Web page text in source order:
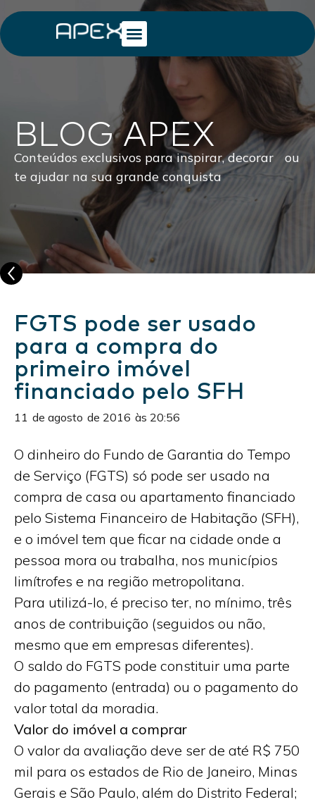
BLOG APEX
Conteúdos exclusivos para inspirar, decorar ou
te ajudar na sua grande conquista
FGTS pode ser usado
para a compra do
primeiro imóvel
financiado pelo SFH
11 de agosto de 2016 às 20:56
O dinheiro do Fundo de Garantia do Tempo
de Serviço (FGTS) só pode ser usado na
compra de casa ou apartamento financiado
pelo Sistema Financeiro de Habitação (SFH),
e o imóvel tem que ficar na cidade onde a
pessoa mora ou trabalha, nos municípios
limítrofes e na região metropolitana.
Para utilizá-lo, é preciso ter, no mínimo, três
anos de contribuição (seguidos ou não,
mesmo que em empresas diferentes).
O saldo do FGTS pode constituir uma parte
do pagamento (entrada) ou o pagamento do
valor total da moradia.
Valor do imóvel a comprar
O valor da avaliação deve ser de até R$ 750
mil para os estados de Rio de Janeiro, Minas
Gerais e São Paulo, além do Distrito Federal;